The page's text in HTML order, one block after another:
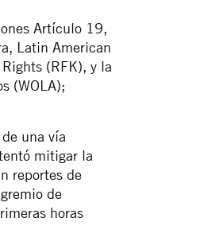
Artículo 19,
Latin American
(RFK), y la
(WOLA);
una vía
mitigar la
reportes de
de
horas